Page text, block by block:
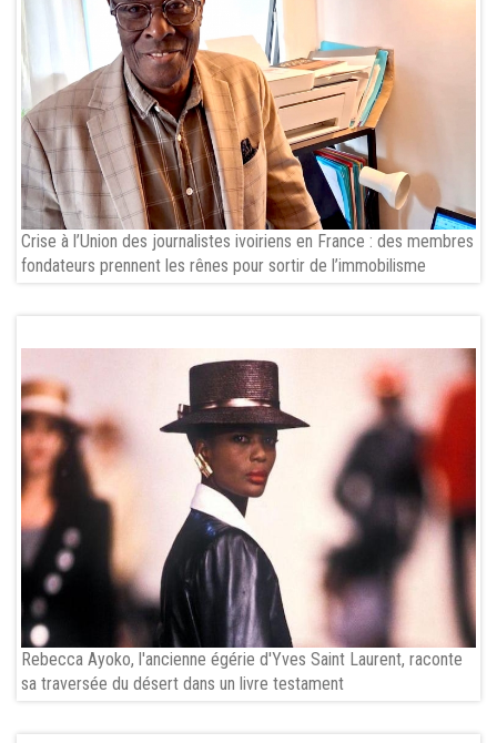
Crise à l’Union des journalistes ivoiriens en France : des membres
fondateurs prennent les rênes pour sortir de l’immobilisme
Rebecca Ayoko, l'ancienne égérie d'Yves Saint Laurent, raconte
sa traversée du désert dans un livre testament